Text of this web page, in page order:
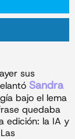
sus
Sandra
bajo el lema
quedaba
edición: la IA y